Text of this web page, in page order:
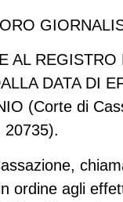
AL
DATA DI
(Corte di
20735).
ordine agli